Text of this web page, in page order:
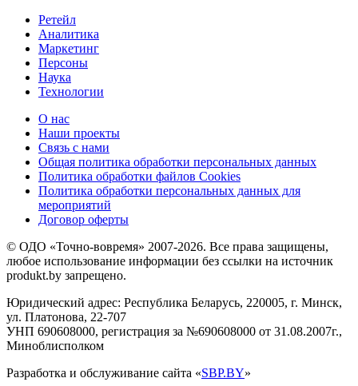
Ретейл
Аналитика
Маркетинг
Персоны
Наука
Технологии
О нас
Наши проекты
Связь с нами
Общая политика обработки персональных данных
Политика обработки файлов Cookies
Политика обработки персональных данных для
мероприятий
Договор оферты
© ОДО «Точно-вовремя» 2007-2026. Все права защищены,
любое использование информации без ссылки на источник
produkt.by запрещено.
Юридический адрес: Республика Беларусь, 220005, г. Минск,
ул. Платонова, 22-707
УНП 690608000, регистрация за №690608000 от 31.08.2007г.,
Миноблисполком
Разработка и обслуживание сайта «SBP.BY»